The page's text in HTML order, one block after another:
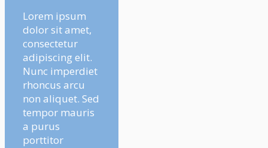
Lorem ipsum
dolor sit amet,
consectetur
adipiscing elit.
Nunc imperdiet
rhoncus arcu
non aliquet. Sed
tempor mauris
a purus
porttitor